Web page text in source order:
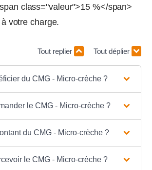
class="valeur">15 %</span>
votre charge.
Tout replier Tout déplier
du CMG - Micro-crèche ?
le CMG - Micro-crèche ?
du CMG - Micro-crèche ?
le CMG - Micro-crèche ?